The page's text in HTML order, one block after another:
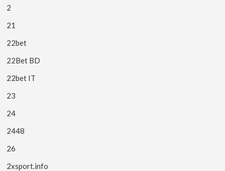
2
21
22bet
22Bet BD
22bet IT
23
24
2448
26
2xsport.info